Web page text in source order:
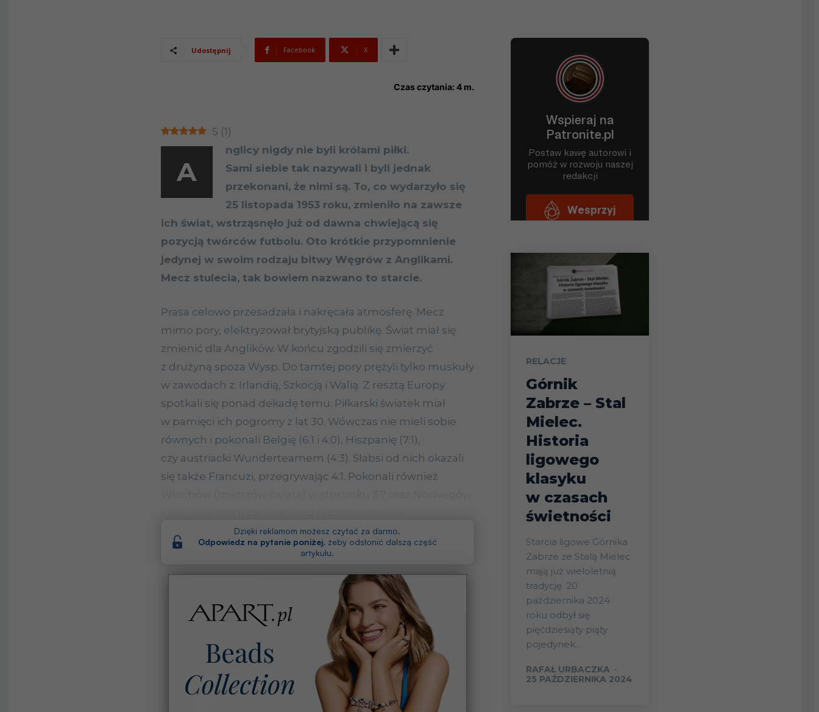
Udostępnij Facebook X
Czas czytania: 4 m.
5 (1)
A
nglicy nigdy nie byli królami piłki.
Sami siebie tak nazywali i byli jednak
przekonani, że nimi są. To, co wydarzyło się
25 listopada 1953 roku, zmieniło na zawsze
ich świat, wstrząsnęło już od dawna chwiejącą się
pozycją twórców futbolu. Oto krótkie przypomnienie
jedynej w swoim rodzaju bitwy Węgrów z Anglikami.
Mecz stulecia, tak bowiem nazwano to starcie.
Prasa celowo przesadzała i nakręcała atmosferę. Mecz
mimo pory, elektryzował brytyjską publikę. Świat miał się
zmienić dla Anglików. W końcu zgodzili się zmierzyć
z drużyną spoza Wysp. Do tamtej pory prężyli tylko muskuły
w zawodach z: Irlandią, Szkocją i Walią. Z resztą Europy
spotkali się ponad dekadę temu. Piłkarski światek miał
w pamięci ich pogromy z lat 30. Wówczas nie mieli sobie
równych i pokonali Belgię (6:1 i 4:0), Hiszpanię (7:1),
czy austriacki Wunderteamem (4:3). Słabsi od nich okazali
się także Francuzi, przegrywając 4:1. Pokonali również
reprezentacji Europy, którą rozbili 3:0 i 6:1.
Dzięki reklamom możesz czytać za darmo.
Odpowiedz na pytanie poniżej, żeby odsłonić dalszą część
artykułu.
RELACJE
Górnik
Zabrze – Stal
Mielec.
Historia
ligowego
klasyku
w czasach
świetności
Starcia ligowe Górnika
Zabrze ze Stalą Mielec
mają już wieloletnią
tradycję. 20
października 2024
roku odbył się
pięćdziesiąty piąty
pojedynek...
RAFAŁ URBACZKA -
25 PAŹDZIERNIKA 2024